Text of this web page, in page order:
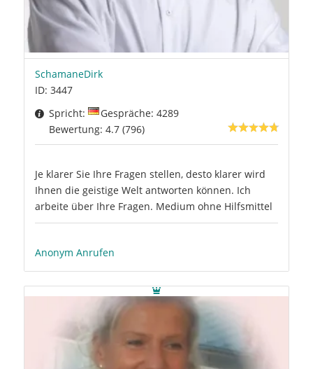
SchamaneDirk
ID: 3447
Spricht:
Gespräche: 4289
Bewertung: 4.7 (796)
Je klarer Sie Ihre Fragen stellen, desto klarer wird
Ihnen die geistige Welt antworten können. Ich
arbeite über Ihre Fragen. Medium ohne Hilfsmittel
Anonym Anrufen